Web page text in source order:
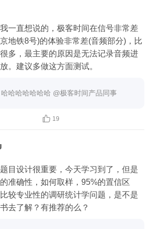
一直想说的，极客时间在信号非常差
地铁8号)的体验非常差(音频部分)，比
多，最主要的原因是无法记录音频进
。建议多做这方面测试。
哈哈哈哈哈哈 @极客时间产品同事
 19
目设计很重要，今天学习到了，但是
准确性，如何取样，95%的置信区
较专业性的调研统计学问题，是不是
去了解？有推荐的么？